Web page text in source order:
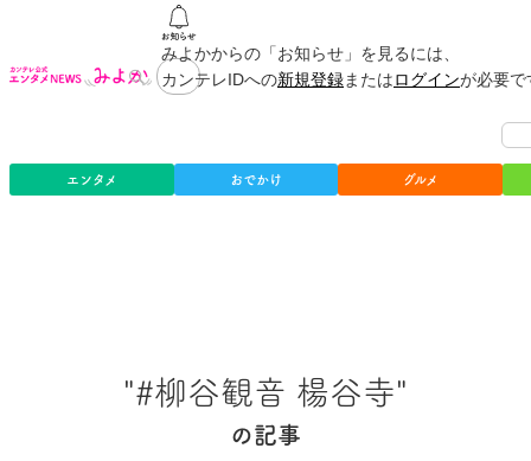
みよかからの「お知らせ」を見るには、
カンテレIDへの新規登録またはログインが必要
エンタメ おでかけ グルメ
"#柳谷観音 楊谷寺"
の記事